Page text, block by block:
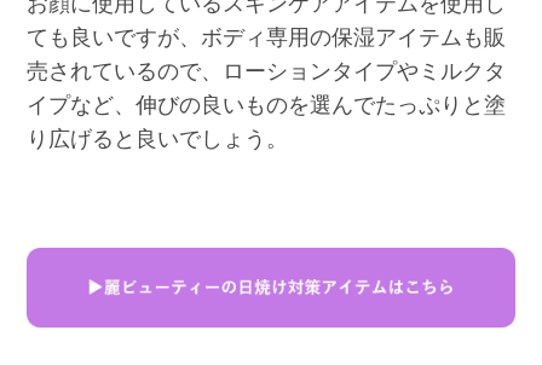
ても良いですが、ボディ専用の保湿アイテムも販
売されているので、ローションタイプやミルクタ
イプなど、伸びの良いものを選んでたっぷりと塗
り広げると良いでしょう。